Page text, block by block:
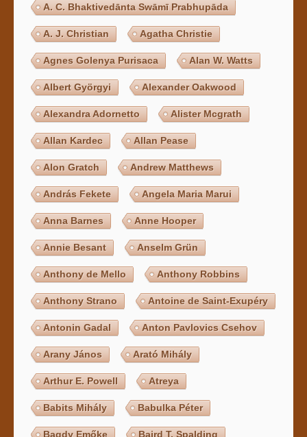
A. C. Bhaktivedānta Swāmī Prabhupāda
A. J. Christian Agatha Christie
Agnes Golenya Purisaca Alan W. Watts
Albert Györgyi Alexander Oakwood
Alexandra Adornetto Alister Mcgrath
Allan Kardec Allan Pease
Alon Gratch Andrew Matthews
András Fekete Angela Maria Marui
Anna Barnes Anne Hooper
Annie Besant Anselm Grün
Anthony de Mello Anthony Robbins
Anthony Strano Antoine de Saint-Exupéry
Antonin Gadal Anton Pavlovics Csehov
Arany János Arató Mihály
Arthur E. Powell Atreya
Babits Mihály Babulka Péter
Bagdy Emőke Baird T. Spalding